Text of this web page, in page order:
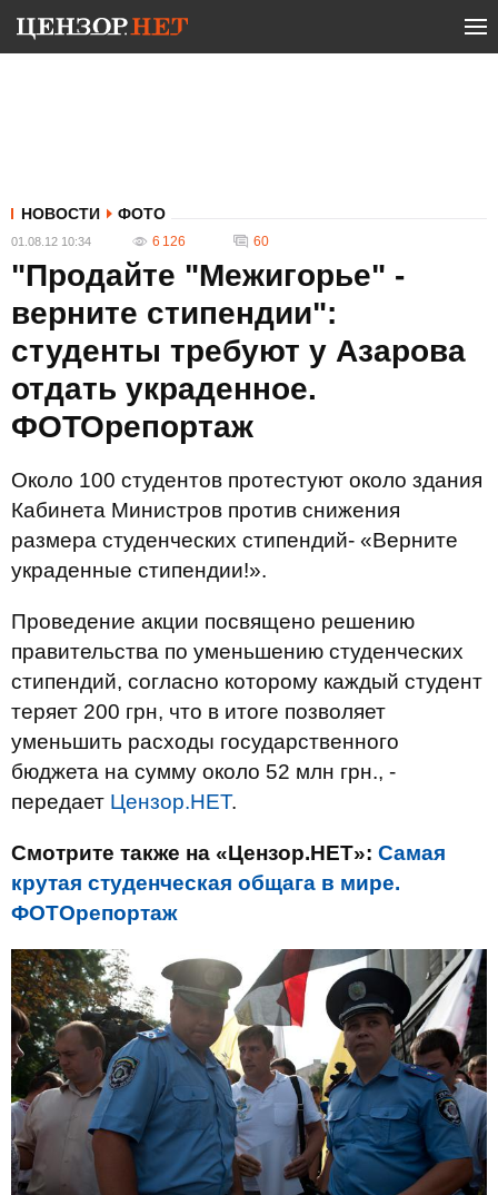
НОВОСТИ ФОТО
01.08.12 10:34 6 126 60
"Продайте "Межигорье" -
верните стипендии":
студенты требуют у Азарова
отдать украденное.
ФОТОрепортаж
Около 100 студентов протестуют около здания
Кабинета Министров против снижения
размера студенческих стипендий- «Верните
украденные стипендии!».
Проведение акции посвящено решению
правительства по уменьшению студенческих
стипендий, согласно которому каждый студент
теряет 200 грн, что в итоге позволяет
уменьшить расходы государственного
бюджета на сумму около 52 млн грн., -
передает Цензор.НЕТ.
Смотрите также на «Цензор.НЕТ»: Самая
крутая студенческая общага в мире.
ФОТОрепортаж